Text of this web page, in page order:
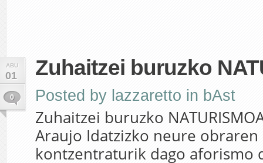
ABU
01
0
Zuhaitzei buruzko
Posted by lazzaretto in bAst
Zuhaitzei buruzko
Araujo Idatzizko neure
kontzentraturik dago aforismo